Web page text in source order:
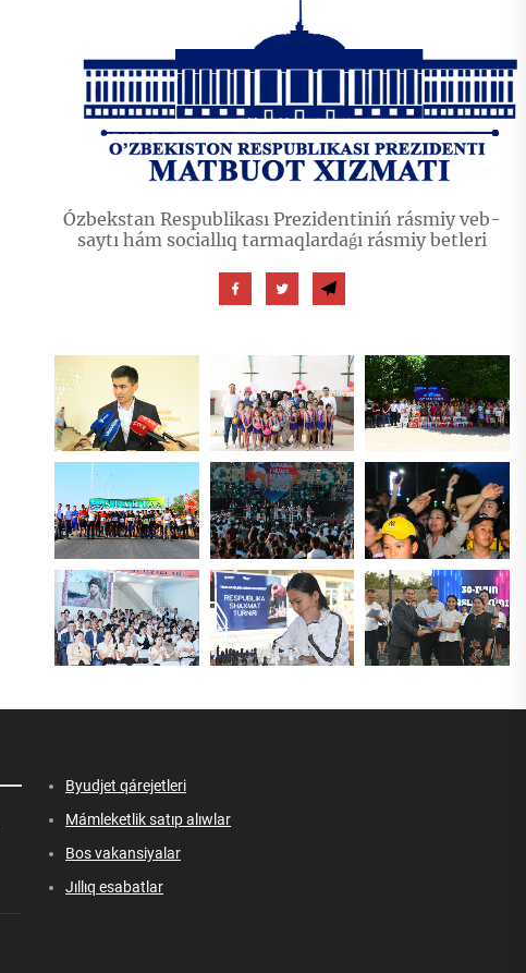
Ózbekstan Respublikası Prezidentiniń rásmiy veb-
saytı hám sociallıq tarmaqlardaǵı rásmiy betleri
Byudjet qárejetleri
Mámleketlik satıp alıwlar
Bos vakansiyalar
Jıllıq esabatlar